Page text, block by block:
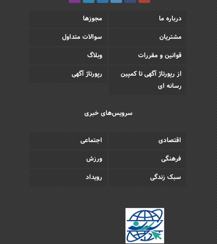
درباره ما
مجوزها
مشتریان
سوالات متداول
قوانین و مقررات
وبلاگ
از رپورتاژ آگهی تا کمپین
رسانه ای
رپورتاژ آگهی
سرویس‌های خبری
اقتصادی
اجتماعی
فرهنگی
ورزش
سبک زندگی
رویداد